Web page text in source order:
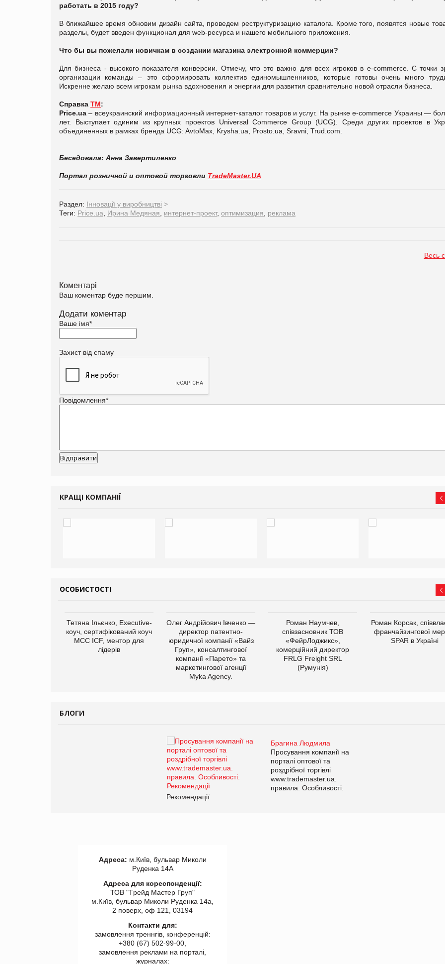
работать в 2015 году?
В ближайшее время обновим дизайн сайта, проведем реструктуризацию каталога. Кроме того, появятся новые
разделы, будет введен функционал для web-ресурса и нашего мобильного приложения.
Что бы вы пожелали новичкам в создании магазина электронной коммерции?
Для бизнеса - высокого показателя конверсии. Отмечу, что это важно для всех игроков в e-сommerce. С точки
организации команды – это сформировать коллектив единомышленников, которые готовы очень много
Искренне желаю всем игрокам рынка вдохновения и энергии для развития сравнительно новой отрасли бизнеса.
Справка ТМ:
Price.ua – всеукраинский информационный интернет-каталог товаров и услуг. На рынке e-commerce Украины —
лет. Выступает одиним из крупных проектов Universal Commerce Group (UCG). Среди других проектов в
объединенных в рамках бренда UCG: AvtoMax, Krysha.ua, Prosto.ua, Sravni, Trud.com.
Беседовала: Анна Завертиленко
Портал розничной и оптовой торговли TradeMaster.UA
Раздел: Інновації у виробництві >
Теги: Price.ua Ирина Медяная интернет-проект, оптимизация реклама
Весь
Коментарі
Ваш коментар буде першим.
Додати коментар
Ваше імя*
Захист від спаму
Повідомлення*
КРАЩІ КОМПАНІЇ
ОСОБИСТОСТІ
Тетяна Ільєнко, Executive-
коуч, сертифікований коуч
МСС ICF, ментор для
лідерів
Олег Андрійович Івченко —
директор патентно-
юридичної компанії «Вайз
Груп», консалтингової
компанії «Парето» та
маркетингової агенції
Myka Agency.
Роман Наумчев,
співзасновник ТОВ
«ФейрЛоджикс»,
комерційний директор
FRLG Freight SRL
(Румунія)
Роман Корсак,
франчайзингової
SPAR в Україні
БЛОГИ
Брагина Людмила
Просування компанії на
порталі оптової та
роздрібної торгівлі
www.trademaster.ua.
правила. Особливості.
Рекомендації
Адреса: м.Київ, бульвар Миколи
Руденка 14А
Адреса для кореспонденції:
ТОВ "Tрейд Мастер Груп"
м.Київ, бульвар Миколи Руденка 14а,
2 поверх, оф 121, 03194
Контакти для:
замовлення треннгів, конференцій:
+380 (67) 502-99-00,
замовлення реклами на порталі,
журналах: